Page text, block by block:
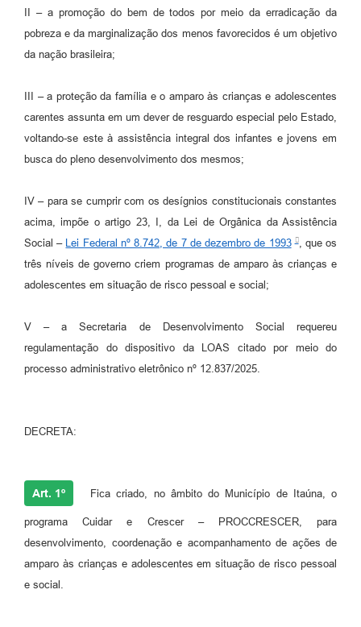
II – a promoção do bem de todos por meio da erradicação da
pobreza e da marginalização dos menos favorecidos é um objetivo
da nação brasileira;
III – a proteção da família e o amparo às crianças e adolescentes
carentes assunta em um dever de resguardo especial pelo Estado,
voltando-se este à assistência integral dos infantes e jovens em
busca do pleno desenvolvimento dos mesmos;
IV – para se cumprir com os desígnios constitucionais constantes
acima, impõe o artigo 23, I, da Lei de Orgânica da Assistência
Social – Lei Federal nº 8.742, de 7 de dezembro de 1993 , que os
três níveis de governo criem programas de amparo às crianças e
adolescentes em situação de risco pessoal e social;
V – a Secretaria de Desenvolvimento Social requereu
regulamentação do dispositivo da LOAS citado por meio do
processo administrativo eletrônico nº 12.837/2025.
DECRETA:
Art. 1º Fica criado, no âmbito do Município de Itaúna, o
programa Cuidar e Crescer – PROCCRESCER, para
desenvolvimento, coordenação e acompanhamento de ações de
amparo às crianças e adolescentes em situação de risco pessoal
e social.